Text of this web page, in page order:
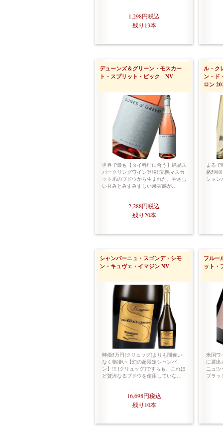
1,298円税込
残り13本
デューンズ＆グリーン・モスカー
ト・スプリット・ピック NV
世界で最も【タイ料理に合う】絶品ス
パークリングワイン登場!!完熟マスカ
ット系のブドウから生まれた、やさし
い甘みとみずみずしい果実感が…
2,288円税込
残り20本
ル・ク
ン・ド
ロン
まるで
格
シャン
シャンパーニュ・スゴンデ・シモ
ン・キュヴェ・イマジン NV
時価5万円[クリュッグ]よりも間違い
なく物凄い【幻の超限定シャンパ
ン】!!! [クリュッグ]ですらも、これほ
ど贅沢なるブドウを使用していな…
16,698円税込
残り10本
フルー
ット・
米国ワ
に選出
ニュ!!
ブラ